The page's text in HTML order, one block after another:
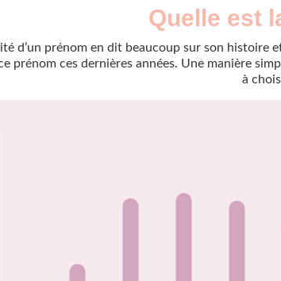
Quelle est
d’un prénom en dit beaucoup sur son histoire
prénom ces dernières années. Une manière
à